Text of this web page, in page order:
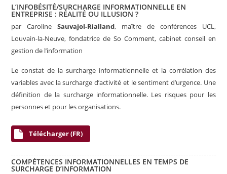
L’INFOBÉSITÉ/SURCHARGE INFORMATIONNELLE EN
ENTREPRISE : RÉALITÉ OU ILLUSION ?
parCarolineSauvajol-Rialland, maître de conférences UCL,
Louvain-la-Neuve, fondatrice de So Comment, cabinet conseil en
gestion de l’information
Le constat de la surcharge informationnelle et la corrélation des
variables avec la surcharge d’activité et le sentiment d’urgence. Une
définition de la surcharge informationnelle. Les risques pour les
personnes et pour les organisations.
Télécharger (FR)
COMPÉTENCES INFORMATIONNELLES EN TEMPS DE
SURCHARGE D’INFORMATION